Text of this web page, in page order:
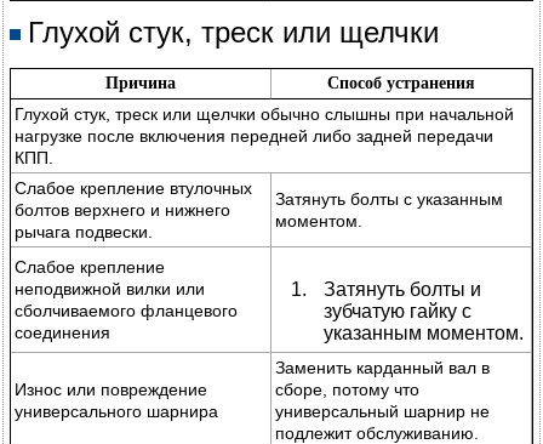
Глухой стук, треск или щелчки
Причина Способ устранения
Глухой стук, треск или щелчки обычно слышны при начальной
нагрузке после включения передней либо задней передачи
КПП.
Слабое крепление втулочных
болтов верхнего и нижнего
рычага подвески.
Затянуть болты с указанным
моментом.
Слабое крепление
неподвижной вилки или
сболчиваемого фланцевого
соединения
Затянуть болты и
зубчатую гайку с
указанным моментом.
Износ или повреждение
универсального шарнира
Заменить карданный вал в
сборе, потому что
универсальный шарнир не
подлежит обслуживанию.